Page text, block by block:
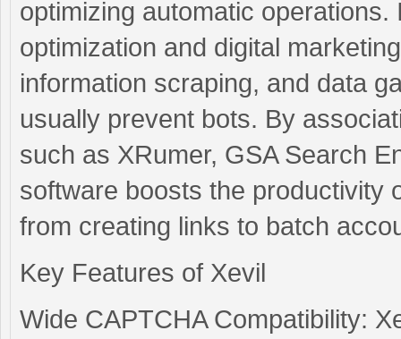
optimizing automatic operations.
optimization and digital
information scraping, and data
usually prevent bots. By
such as XRumer, GSA Search
software boosts the productivity
from creating links to batch
Key Features of Xevil
Wide CAPTCHA Compatibility: